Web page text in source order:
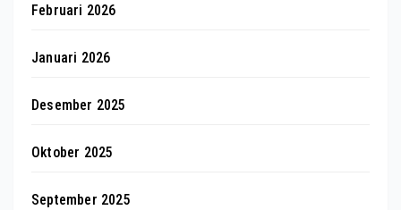
Februari 2026
Januari 2026
Desember 2025
Oktober 2025
September 2025